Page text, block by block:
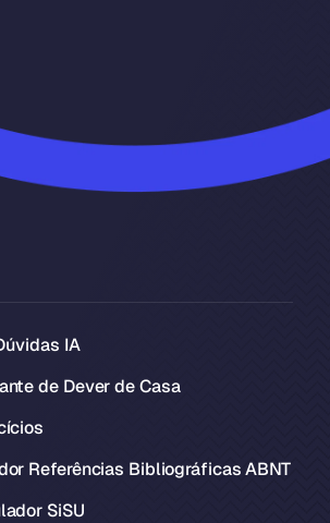
IA
de Dever de Casa
Referências Bibliográficas ABNT
SiSU